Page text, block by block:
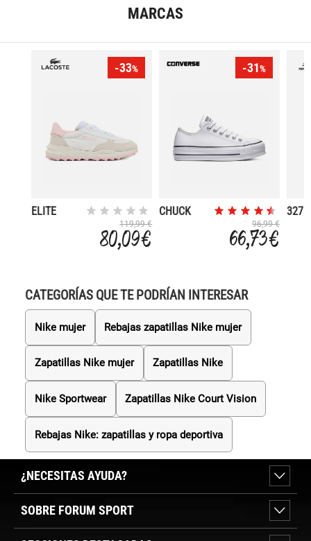
MARCAS
-33%
ELITE
119,99 €
80,09 €
-31%
CHUCK
96,99 €
66,73 €
327
CATEGORÍAS QUE TE PODRÍAN INTERESAR
Nike mujer Rebajas zapatillas Nike mujer
Zapatillas Nike mujer Zapatillas Nike
Nike Sportwear Zapatillas Nike Court Vision
Rebajas Nike: zapatillas y ropa deportiva
¿NECESITAS AYUDA?
SOBRE FORUM SPORT